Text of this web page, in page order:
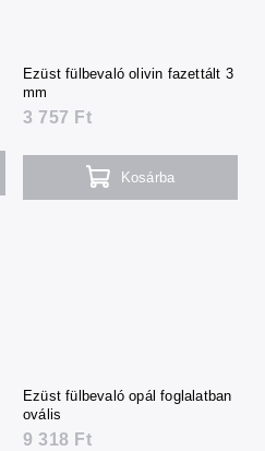
Ezüst fülbevaló olivin fazettált 3
mm
3 757 Ft
Kosárba
Ezüst fülbevaló opál foglalatban
ovális
9 318 Ft